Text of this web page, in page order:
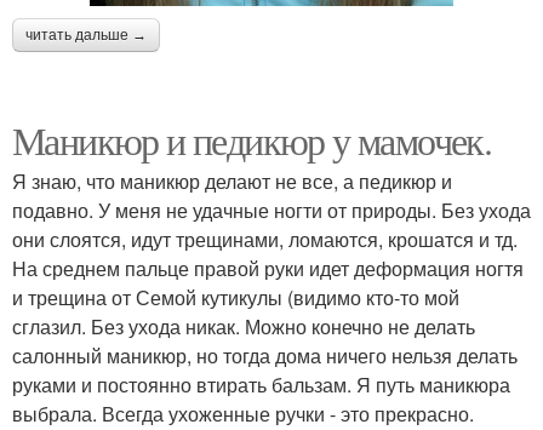
читать дальше →
Маникюр и педикюр у мамочек.
Я знаю, что маникюр делают не все, а педикюр и
подавно. У меня не удачные ногти от природы. Без ухода
они слоятся, идут трещинами, ломаются, крошатся и тд.
На среднем пальце правой руки идет деформация ногтя
и трещина от Семой кутикулы (видимо кто-то мой
сглазил. Без ухода никак. Можно конечно не делать
салонный маникюр, но тогда дома ничего нельзя делать
руками и постоянно втирать бальзам. Я путь маникюра
выбрала. Всегда ухоженные ручки - это прекрасно.